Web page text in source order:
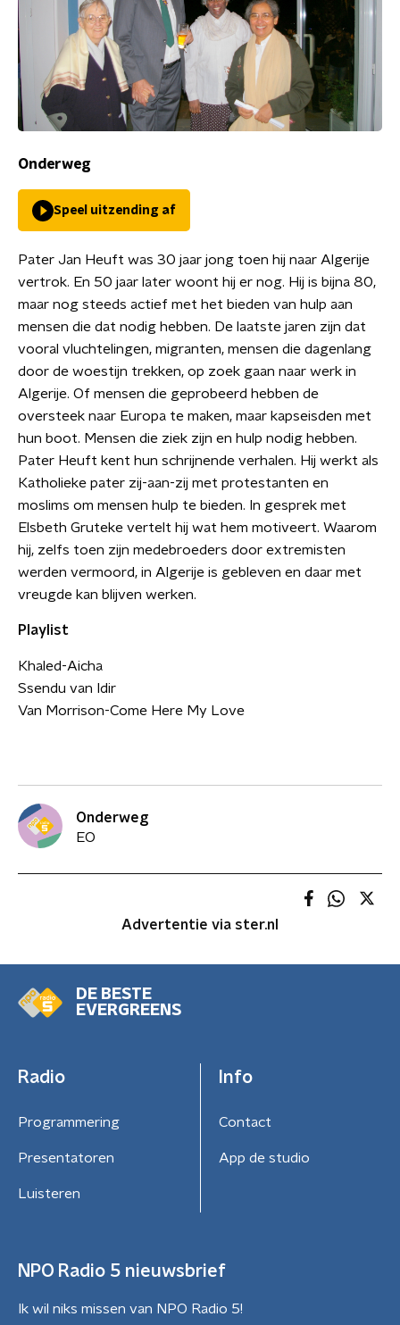
Onderweg
Speel uitzending af
Pater Jan Heuft was 30 jaar jong toen hij naar Algerije
vertrok. En 50 jaar later woont hij er nog. Hij is bijna 80,
maar nog steeds actief met het bieden van hulp aan
mensen die dat nodig hebben. De laatste jaren zijn dat
vooral vluchtelingen, migranten, mensen die dagenlang
door de woestijn trekken, op zoek gaan naar werk in
Algerije. Of mensen die geprobeerd hebben de
oversteek naar Europa te maken, maar kapseisden met
hun boot. Mensen die ziek zijn en hulp nodig hebben.
Pater Heuft kent hun schrijnende verhalen. Hij werkt als
Katholieke pater zij-aan-zij met protestanten en
moslims om mensen hulp te bieden. In gesprek met
Elsbeth Gruteke vertelt hij wat hem motiveert. Waarom
hij, zelfs toen zijn medebroeders door extremisten
werden vermoord, in Algerije is gebleven en daar met
vreugde kan blijven werken.
Playlist
Khaled-Aicha
Ssendu van Idir
Van Morrison-Come Here My Love
Onderweg
EO
Advertentie via ster.nl
DE BESTE
EVERGREENS
Radio
Programmering
Presentatoren
Luisteren
Info
Contact
App de studio
NPO Radio 5 nieuwsbrief
Ik wil niks missen van NPO Radio 5!